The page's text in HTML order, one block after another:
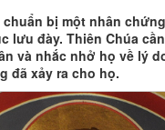
chuẩn bị một nhân
lưu đày. Thiên Chúa
và nhắc nhở họ về lý
đã xảy ra cho họ.